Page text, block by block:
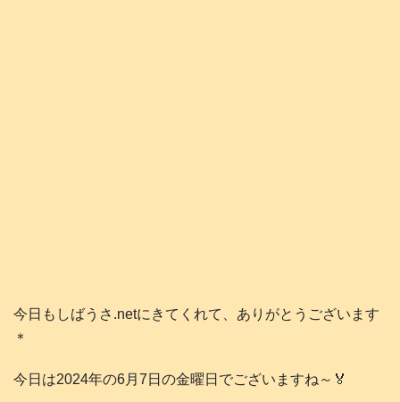
今日もしばうさ.netにきてくれて、ありがとうございます
＊
今日は2024年の6月7日の金曜日でございますね～🏅